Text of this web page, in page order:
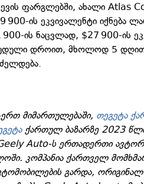
ფარგლებში, ახალი Atlas
ის ეკვივალენტი იქნება
ის ნაცვლად, $27 900-ის
დროით, მხოლოდ 5
მიმართულებაში, თეგეტა
ქართულ ბაზარზე 2023
Geely Auto-ს ერთადერთი
კომპანია ქართველ
გარდა, ორიგინალ